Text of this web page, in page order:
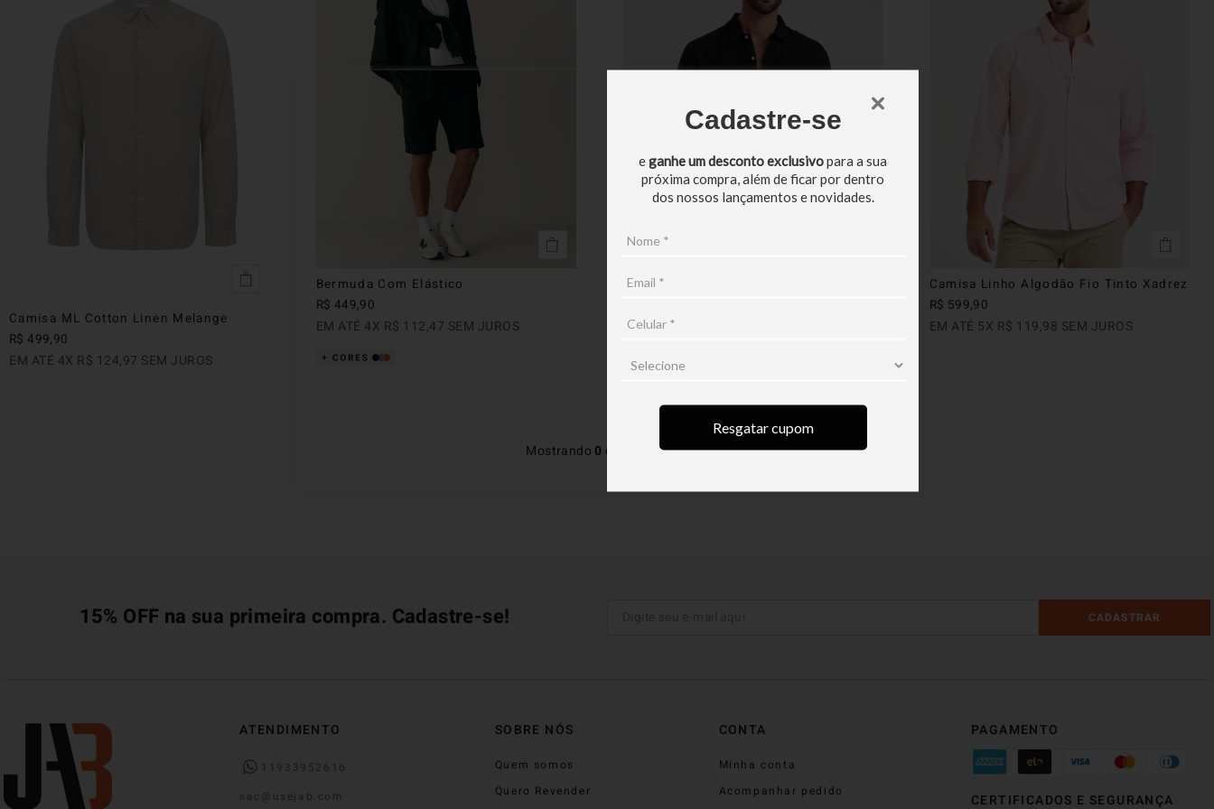
Cadastre-se
eganhe um desconto exclusivopara a sua
próxima compra, além de ficar por dentro
dos nossos lançamentos e novidades.
Resgatar cupom
Camisa ML Cotton Linen Melange
R$ 499,90
EM ATÉ 4X R$ 124,97 SEM JUROS
Bermuda Com Elástico
R$ 449,90
EM ATÉ 4X R$ 112,47 SEM JUROS
Camisa ML 100% Linho Tinturado
EM ATÉ6
Camisa Linho Algodão Fio Tinto Xadrez
R$ 599,90
EM ATÉ 5X R$ 119,98 SEM JUROS
Mostrando 0 de produtos
15% OFF na sua primeira compra. Cadastre-se! CADASTRAR
ATENDIMENTO
11933952616
sac@usejab.com
SOBRE NÓS
Quem somos
Quero Revender
CONTA
Minha conta
Acompanhar pedido
PAGAMENTO
CERTIFICADOS E SEGURANÇA